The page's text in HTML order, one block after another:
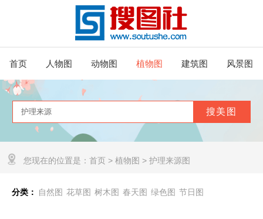
首页 人物图 动物图 植物图 建筑图 风景图
您现在的位置是： 首页 > 植物图 > 护理来源图
分类： 自然图 花草图 树木图 春天图 绿色图 节日图